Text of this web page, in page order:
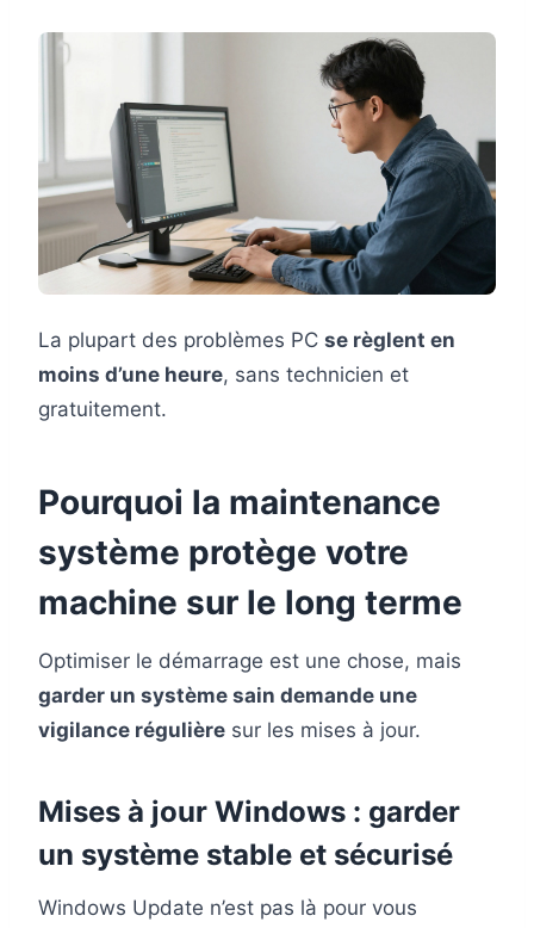
La plupart des problèmes PC se règlent en
moins d’une heure, sans technicien et
gratuitement.
Pourquoi la maintenance
système protège votre
machine sur le long terme
Optimiser le démarrage est une chose, mais
garder un système sain demande une
vigilance régulière sur les mises à jour.
Mises à jour Windows : garder
un système stable et sécurisé
Windows Update n’est pas là pour vous